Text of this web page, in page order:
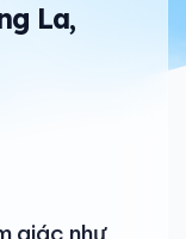
La,
giác như